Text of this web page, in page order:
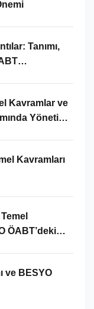
Tanımı,
Kavramlar ve
Yönetim
Kavramları
ÖABT’deki
ve BESYO